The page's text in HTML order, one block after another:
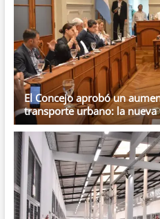
El Concejo aprobó un
transporte urbano: la